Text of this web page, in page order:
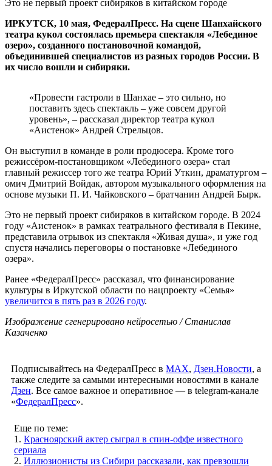
Это не первый проект сибиряков в китайском городе
ИРКУТСК, 10 мая, ФедералПресс. На сцене Шанхайского
театра кукол состоялась премьера спектакля «Лебединое
озеро», созданного постановочной командой,
объединившей специалистов из разных городов России. В
их число вошли и сибиряки.
«Провести гастроли в Шанхае – это сильно, но
поставить здесь спектакль – уже совсем другой
уровень», – рассказал директор театра кукол
«Аистенок» Андрей Стрельцов.
Он выступил в команде в роли продюсера. Кроме того
режиссёром-постановщиком «Лебединого озера» стал
главный режиссер того же театра Юрий Уткин, драматургом –
омич Дмитрий Войдак, автором музыкального оформления на
основе музыки П. И. Чайковского – братчанин Андрей Бырк.
Это не первый проект сибиряков в китайском городе. В 2024
году «Аистенок» в рамках театрального фестиваля в Пекине,
представила отрывок из спектакля «Живая душа», и уже год
спустя начались переговоры о постановке «Лебединого
озера».
Ранее «ФедералПресс» рассказал, что финансирование
культуры в Иркутской области по нацпроекту «Семья»
увеличится в пять раз в 2026 году.
Изображение сгенерировано нейросетью / Станислав
Казаченко
Подписывайтесь на ФедералПресс в МАХ, Дзен.Новости, а
также следите за самыми интересными новостями в канале
Дзен. Все самое важное и оперативное — в telegram-канале
«ФедералПресс».
Еще по теме:
1. Красноярский актер сыграл в спин-оффе известного
сериала
2. Иллюзионисты из Сибири рассказали, как превзошли